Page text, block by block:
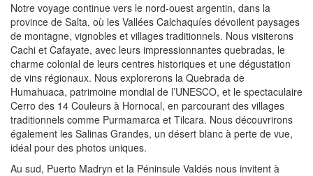
Notre voyage continue vers le nord-ouest argentin, dans la
province de Salta, où les Vallées Calchaquíes dévoilent paysages
de montagne, vignobles et villages traditionnels. Nous visiterons
Cachi et Cafayate, avec leurs impressionnantes quebradas, le
charme colonial de leurs centres historiques et une dégustation
de vins régionaux. Nous explorerons la Quebrada de
Humahuaca, patrimoine mondial de l’UNESCO, et le spectaculaire
Cerro des 14 Couleurs à Hornocal, en parcourant des villages
traditionnels comme Purmamarca et Tilcara. Nous découvrirons
également les Salinas Grandes, un désert blanc à perte de vue,
idéal pour des photos uniques.
Au sud, Puerto Madryn et la Péninsule Valdés nous invitent à